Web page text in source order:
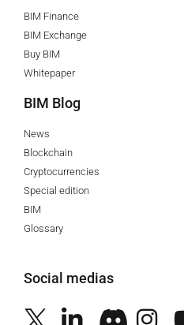
BIM Finance
BIM Exchange
Buy BIM
Whitepaper
BIM Blog
News
Blockchain
Cryptocurrencies
Special edition
BIM
Glossary
Social medias